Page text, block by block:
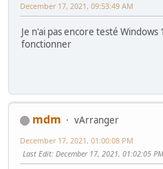
December 17, 2021, 09:53:49 AM
Je n'ai pas encore testé
fonctionner
mdm
vArranger
December 17, 2021, 01:00:08 PM
Last Edit: December 17, 2021, 01:02:05